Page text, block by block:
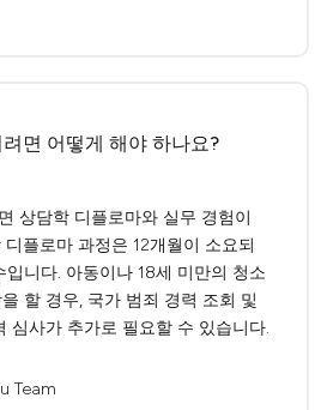
면 어떻게 해야 하나요?
상담학 디플로마와 실무 경험이
플로마 과정은 12개월이 소요되
입니다. 아동이나 18세 미만의 청소
할 경우, 국가 범죄 경력 조회 및
심사가 추가로 필요할 수 있습니다.
Team